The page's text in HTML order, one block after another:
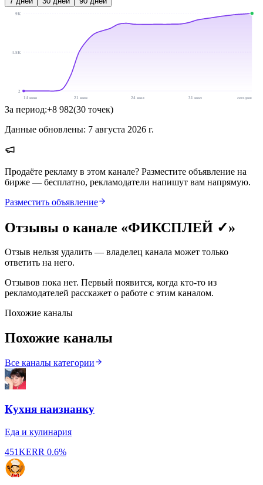
9K
4.5K
2
14 июн
21 июн 24 июл 31 июл сегодня
За период:+8 982(30 точек)
Данные обновлены: 7 августа 2026 г.
Продаёте рекламу в этом канале? Разместите объявление на
бирже — бесплатно, рекламодатели напишут вам напрямую.
Разместить объявление
Отзывы о канале «ФИКСПЛЕЙ ✓»
Отзыв нельзя удалить — владелец канала может только
ответить на него.
Отзывов пока нет. Первый появится, когда кто-то из
рекламодателей расскажет о работе с этим каналом.
Похожие каналы
Похожие каналы
Все каналы категории
Кухня наизнанку
Еда и кулинария
451KERR 0.6%